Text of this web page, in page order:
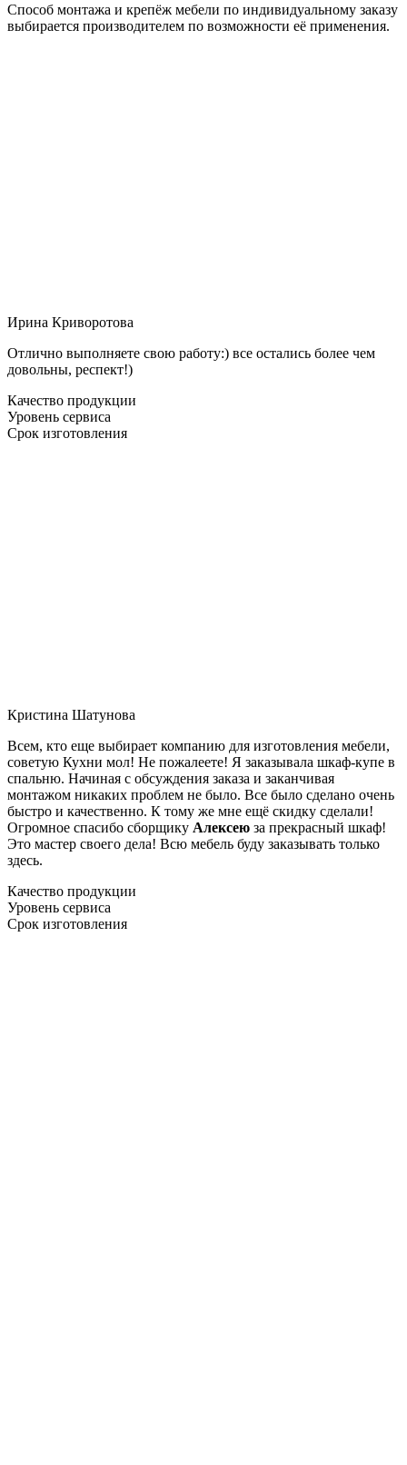
Способ монтажа и крепёж мебели по индивидуальному заказу
выбирается производителем по возможности её применения.
Ирина Криворотова
Отлично выполняете свою работу:) все остались более чем
довольны, респект!)
Качество продукции
Уровень сервиса
Срок изготовления
Кристина Шатунова
Всем, кто еще выбирает компанию для изготовления мебели,
советую Кухни мол! Не пожалеете! Я заказывала шкаф-купе в
спальню. Начиная с обсуждения заказа и заканчивая
монтажом никаких проблем не было. Все было сделано очень
быстро и качественно. К тому же мне ещё скидку сделали!
Огромное спасибо сборщику Алексею за прекрасный шкаф!
Это мастер своего дела! Всю мебель буду заказывать только
здесь.
Качество продукции
Уровень сервиса
Срок изготовления